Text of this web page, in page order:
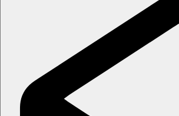
MINIMÁLNÍ POČET ÚČASTNÍKŮ:
ZMĚNA PROGRAMU VYHRAZENA
Fotogalerie